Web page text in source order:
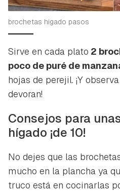
brochetas higado pasos
Sirve en cada plato 2
poco de puré de
hojas de perejil. ¡Y
devoran!
Consejos para
hígado ¡de 10!
No dejes que las
mucho en la plancha ya
truco está en cocinarlas